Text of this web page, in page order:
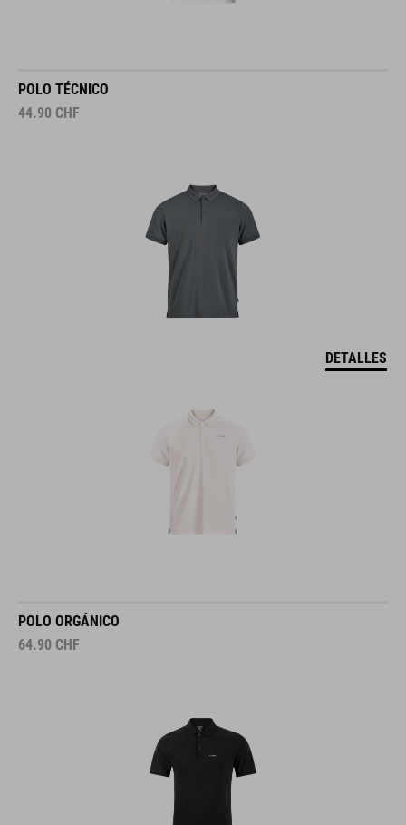
POLO TÉCNICO
44.90 CHF
DETALLES
POLO ORGÁNICO
64.90 CHF